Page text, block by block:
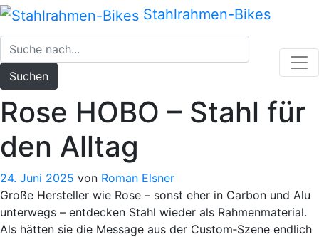
Zum
Inhalt
springen
Stahlrahmen-Bikes
Suchen
Rose HOBO – Stahl für
den Alltag
24. Juni 2025 von Roman Elsner
Große Hersteller wie Rose – sonst eher in Carbon und Alu
unterwegs – entdecken Stahl wieder als Rahmenmaterial.
Als hätten sie die Message aus der Custom‑Szene endlich